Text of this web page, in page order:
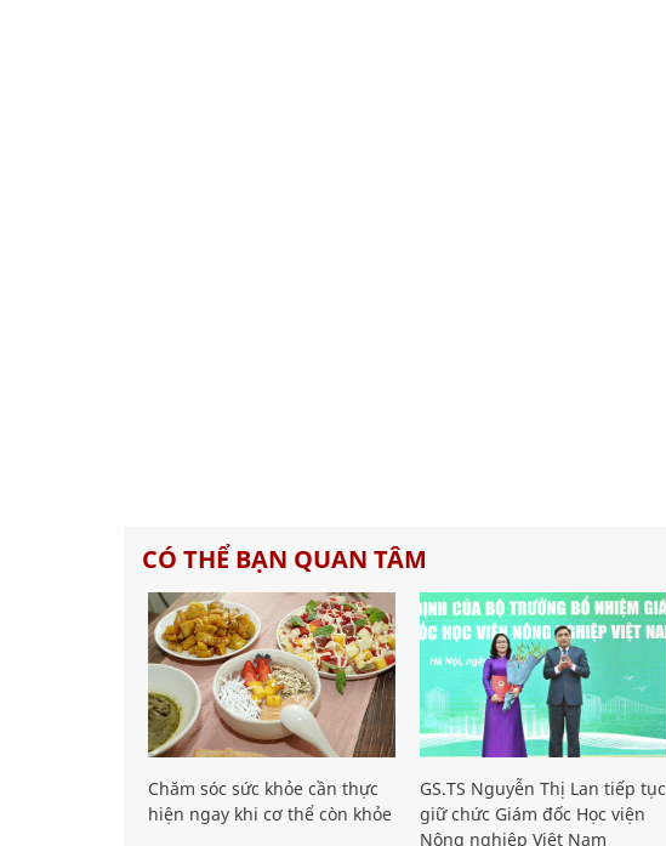
CÓ THỂ BẠN QUAN TÂM
Chăm sóc sức khỏe cần thực
hiện ngay khi cơ thể còn khỏe
GS.TS Nguyễn Thị Lan tiếp tục
giữ chức Giám đốc Học viện
Nông nghiệp Việt Nam